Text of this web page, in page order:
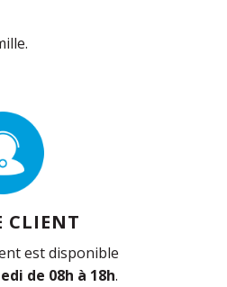
CLIENT
est disponible
de 08h à 18h.